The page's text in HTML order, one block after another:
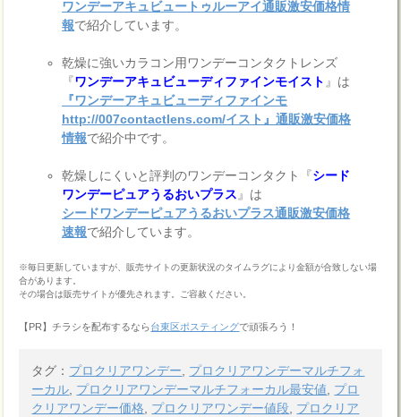
ワンデーアキュビュートゥルーアイ通販激安価格情
報で紹介しています。
乾燥に強いカラコン用ワンデーコンタクトレンズ
『ワンデーアキュビューディファインモイスト 』は
『ワンデーアキュビューディファインモ
http://007contactlens.com/イスト』通販激安価格
情報で紹介中です。
乾燥しにくいと評判のワンデーコンタクト『シード
ワンデーピュアうるおいプラス 』は
シードワンデーピュアうるおいプラス通販激安価格
速報で紹介しています。
※毎日更新していますが、販売サイトの更新状況のタイムラグにより金額が合致しない場
合があります。
その場合は販売サイトが優先されます。ご容赦ください。
【PR】チラシを配布するなら台東区ポスティングで頑張ろう！
タグ： プロクリアワンデー
プロクリアワンデーマルチフォ
ーカル プロクリアワンデーマルチフォーカル最安値
プロ
クリアワンデー価格
プロクリアワンデー値段 プロクリア